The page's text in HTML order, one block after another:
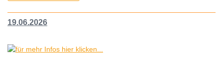
19.06.2026